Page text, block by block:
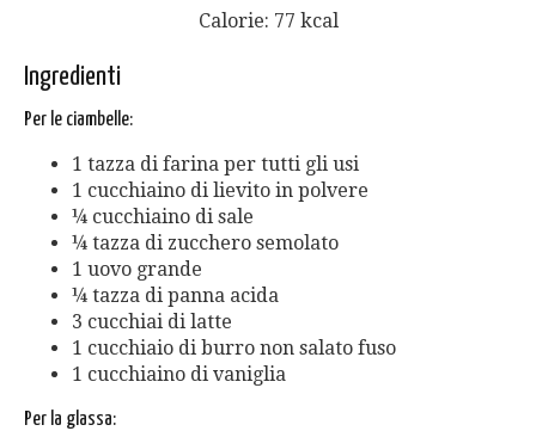
Calorie: 77 kcal
Ingredienti
Per le ciambelle:
1 tazza di farina per tutti gli usi
1 cucchiaino di lievito in polvere
¼ cucchiaino di sale
¼ tazza di zucchero semolato
1 uovo grande
¼ tazza di panna acida
3 cucchiai di latte
1 cucchiaio di burro non salato fuso
1 cucchiaino di vaniglia
Per la glassa: